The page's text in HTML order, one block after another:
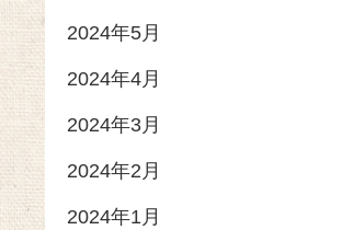
2024年5月
2024年4月
2024年3月
2024年2月
2024年1月